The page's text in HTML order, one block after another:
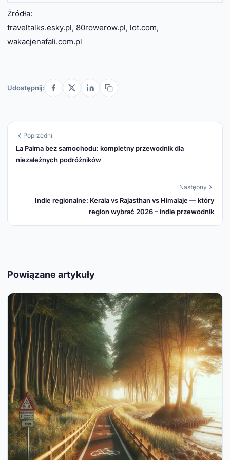
oficjalnych map turystycznych; aplikacje
nawigacyjne z trybem rowerowym działają dobrze
w Holandii.
Źródła:
traveltalks.esky.pl, 80rowerow.pl, lot.com,
wakacjenafali.com.pl
Udostępnij:
Poprzedni
La Palma bez samochodu: kompletny przewodnik dla
niezależnych podróżników
Następny
Indie regionalne: Kerala vs Rajasthan vs Himalaje — który
region wybrać 2026 – indie przewodnik
Powiązane artykuły